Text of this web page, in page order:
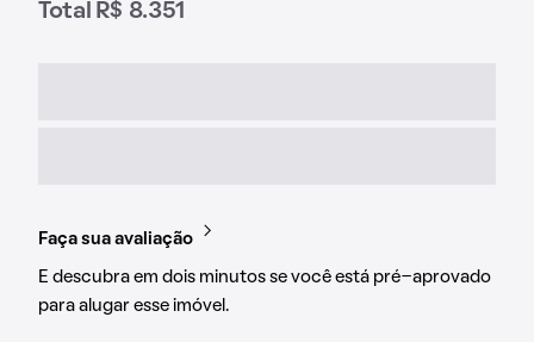
Total R$ 8.351
Faça sua avaliação
E descubra em dois minutos se você está pré-aprovado
para alugar esse imóvel.